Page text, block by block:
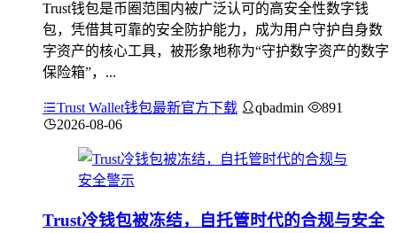
Trust钱包是币圈范围内被广泛认可的高安全性数字钱
包，凭借其可靠的安全防护能力，成为用户守护自身数
字资产的核心工具，被形象地称为“守护数字资产的数字
保险箱”，...
Trust Wallet钱包最新官方下载 qbadmin
891
2026-08-06
Trust冷钱包被冻结，自托管时代的合规与安全